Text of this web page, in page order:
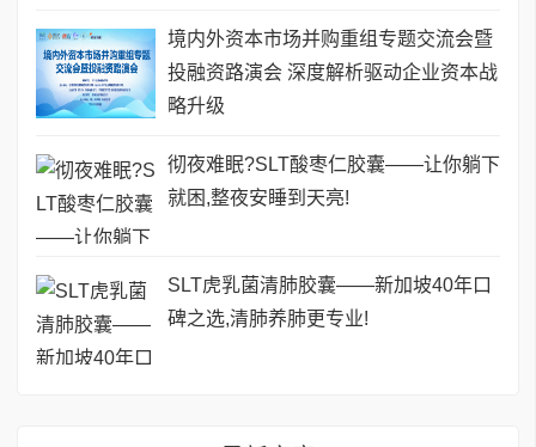
境内外资本市场并购重组专题交流会暨
投融资路演会 深度解析驱动企业资本战
略升级
彻夜难眠?SLT酸枣仁胶囊——让你躺下
就困,整夜安睡到天亮!
SLT虎乳菌清肺胶囊——新加坡40年口
碑之选,清肺养肺更专业!